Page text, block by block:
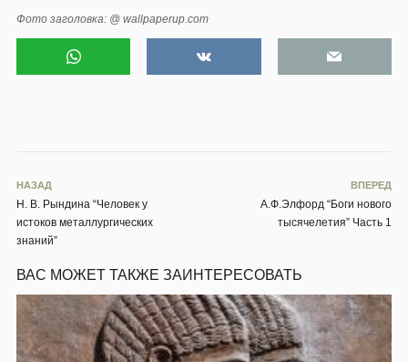
Фото заголовка: @ wallpaperup.com
НАЗАД
Н. В. Рындина “Человек у
истоков металлургических
знаний”
ВПЕРЕД
А.Ф.Элфорд “Боги нового
тысячелетия” Часть 1
ВАС МОЖЕТ ТАКЖЕ ЗАИНТЕРЕСОВАТЬ